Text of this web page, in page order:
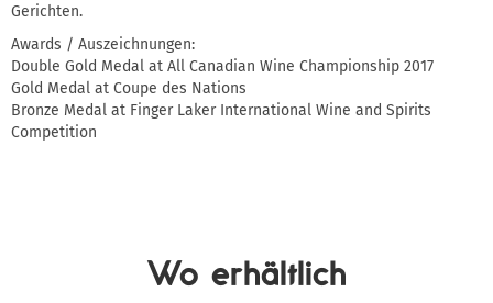
Gerichten.
Awards / Auszeichnungen:
Double Gold Medal at All Canadian Wine Championship 2017
Gold Medal at Coupe des Nations
Bronze Medal at Finger Laker International Wine and Spirits
Competition
Wo erhältlich